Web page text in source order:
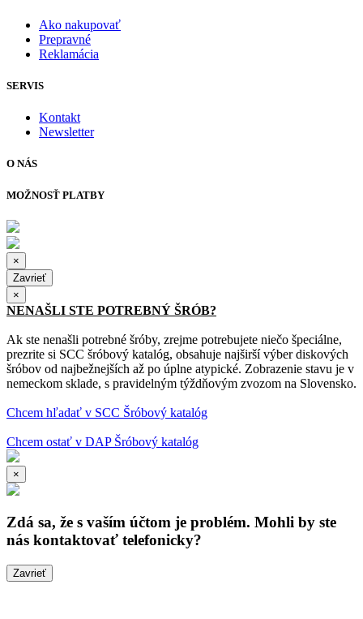
Ako nakupovať
Prepravné
Reklamácia
SERVIS
Kontakt
Newsletter
O NÁS
MOŽNOSŤ PLATBY
×
Zavrieť
×
NENAŠLI STE POTREBNÝ ŠRÓB?
Ak ste nenašli potrebné šróby, zrejme potrebujete niečo špeciálne,
prezrite si SCC šróbový katalóg, obsahuje najširší výber diskových
šróbov od najbežnejších až po úplne atypické. Zobrazenie stavu je v
nemeckom sklade, s pravidelným týždňovým zvozom na Slovensko.
Chcem hľadať v SCC Šróbový katalóg
Chcem ostať v DAP Šróbový katalóg
×
Zdá sa, že s vaším účtom je problém. Mohli by ste
nás kontaktovať telefonicky?
Zavrieť